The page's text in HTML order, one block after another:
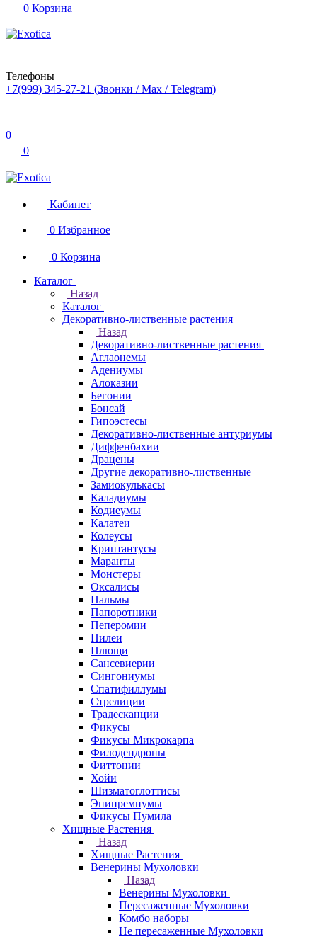
0 Корзина
Телефоны
+7(999) 345-27-21 (Звонки / Max / Telegram)
0
0
Кабинет
0 Избранное
0 Корзина
Каталог
Назад
Каталог
Декоративно-лиственные растения
Назад
Декоративно-лиственные растения
Аглаонемы
Адениумы
Алоказии
Бегонии
Бонсай
Гипоэстесы
Декоративно-лиственные антуриумы
Диффенбахии
Драцены
Другие декоративно-лиственные
Замиокулькасы
Каладиумы
Кодиеумы
Калатеи
Колеусы
Криптантусы
Маранты
Монстеры
Оксалисы
Пальмы
Папоротники
Пеперомии
Пилеи
Плющи
Сансевиерии
Сингониумы
Спатифиллумы
Стрелиции
Традесканции
Фикусы
Фикусы Микрокарпа
Филодендроны
Фиттонии
Хойи
Шизматоглоттисы
Эпипремнумы
Фикусы Пумила
Хищные Растения
Назад
Хищные Растения
Венерины Мухоловки
Назад
Венерины Мухоловки
Пересаженные Мухоловки
Комбо наборы
Не пересаженные Мухоловки